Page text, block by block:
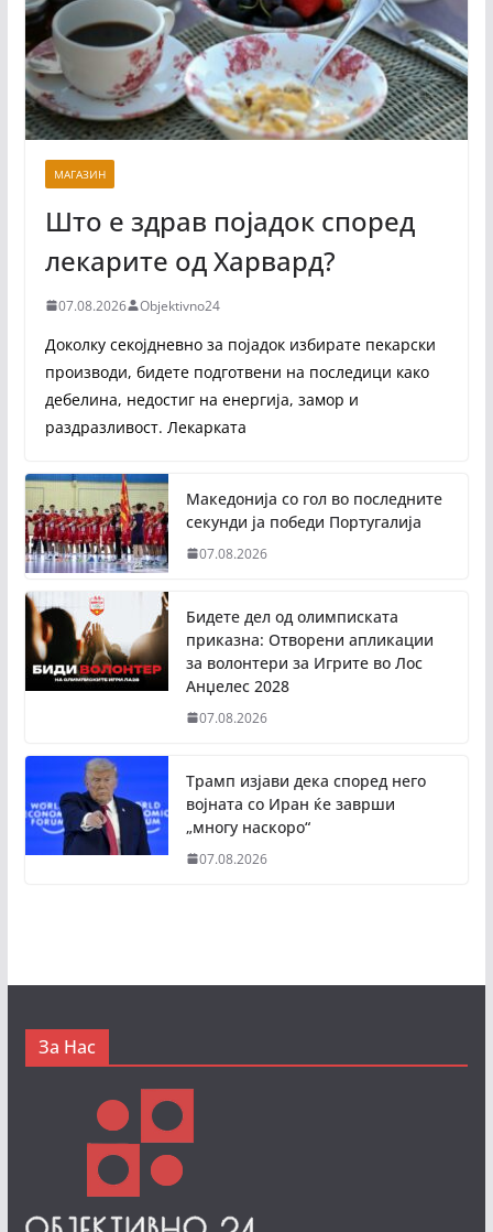
МАГАЗИН
Што е здрав појадок според
лекарите од Харвард?
07.08.2026 Objektivno24
Доколку секојдневно за појадок избирате пекарски
производи, бидете подготвени на последици како
дебелина, недостиг на енергија, замор и
раздразливост. Лекарката
Македонија со гол во последните
секунди ја победи Португалија
07.08.2026
Бидете дел од олимписката
приказна: Отворени апликации
за волонтери за Игрите во Лос
Анџелес 2028
07.08.2026
Трамп изјави дека според него
војната со Иран ќе заврши
„многу наскоро“
07.08.2026
За Нас